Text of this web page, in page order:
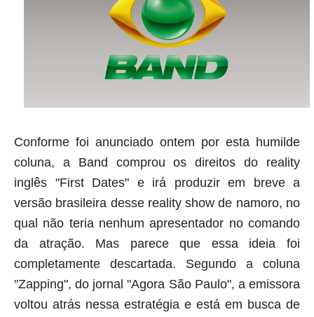
Conforme foi anunciado ontem por esta humilde
coluna, a Band comprou os direitos do reality
inglês "First Dates" e irá produzir em breve a
versão brasileira desse reality show de namoro, no
qual não teria nenhum apresentador no comando
da atração. Mas parece que essa ideia foi
completamente descartada. Segundo a coluna
"Zapping", do jornal "Agora São Paulo", a emissora
voltou atrás nessa estratégia e está em busca de